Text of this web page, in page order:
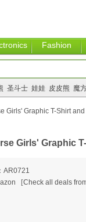
Fashion
圣斗士 娃娃 皮皮熊 魔
Girls' Graphic
AR0721
[Check all deals
Girls' Graphic T-Shirt